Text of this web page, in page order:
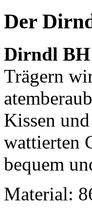
Der
Dirndl BH
Trägern
Kissen
wattierten
bequem
Material: